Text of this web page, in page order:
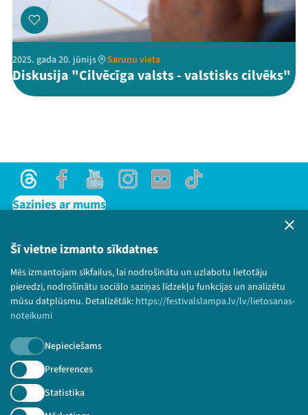
Šī vietne izmanto sīkdatnes
Mēs izmantojam sīkfailus, lai nodrošinātu un uzlabotu lietotāju
pieredzi, nodrošinātu sociālo saziņas līdzekļu funkcijas un analizētu
mūsu datplūsmu. Detalizētāk: https://festivalslampa.lv/lv/lietosanas-
noteikumi
Nepieciešams
Preferences
Statistika
2025. gada 20. jūnijs Sarunu vieta
Diskusija "Cilvēcīga valsts - valstisks cilvēks"
ThreadsFacebookYoutubeInstagram
Flick TikTok
Sazinies ar mums
Lietošanas noteikumi un sīkdatņu politika
Bērnu aizsardzības politika
© 2026 Sarunu festivāls LAMPA Visas tiesības
paturētas.
Piesakies jaunumiem!
Nepalaid garām aktuālāko informāciju!